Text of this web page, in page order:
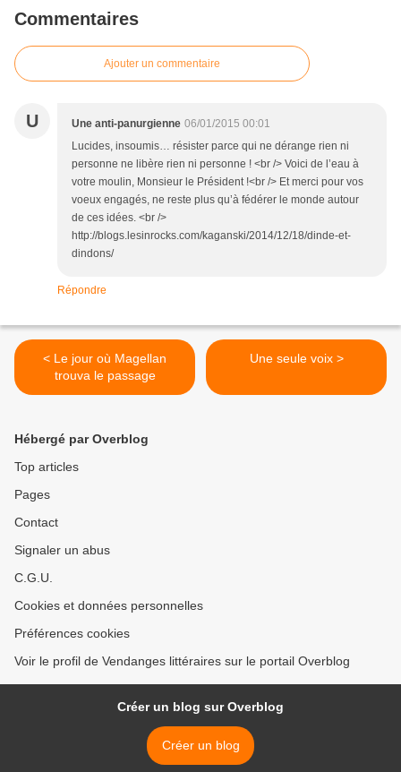
Commentaires
Ajouter un commentaire
U Une anti-panurgienne 06/01/2015 00:01
Lucides, insoumis… résister parce qui ne dérange rien ni
personne ne libère rien ni personne ! <br /> Voici de l’eau à
votre moulin, Monsieur le Président !<br /> Et merci pour vos
voeux engagés, ne reste plus qu’à fédérer le monde autour
de ces idées. <br />
http://blogs.lesinrocks.com/kaganski/2014/12/18/dinde-et-
dindons/
Répondre
< Le jour où Magellan
trouva le passage
Une seule voix >
Hébergé par Overblog
Top articles
Pages
Contact
Signaler un abus
C.G.U.
Cookies et données personnelles
Préférences cookies
Voir le profil de Vendanges littéraires sur le portail Overblog
Créer un blog sur Overblog
Créer un blog